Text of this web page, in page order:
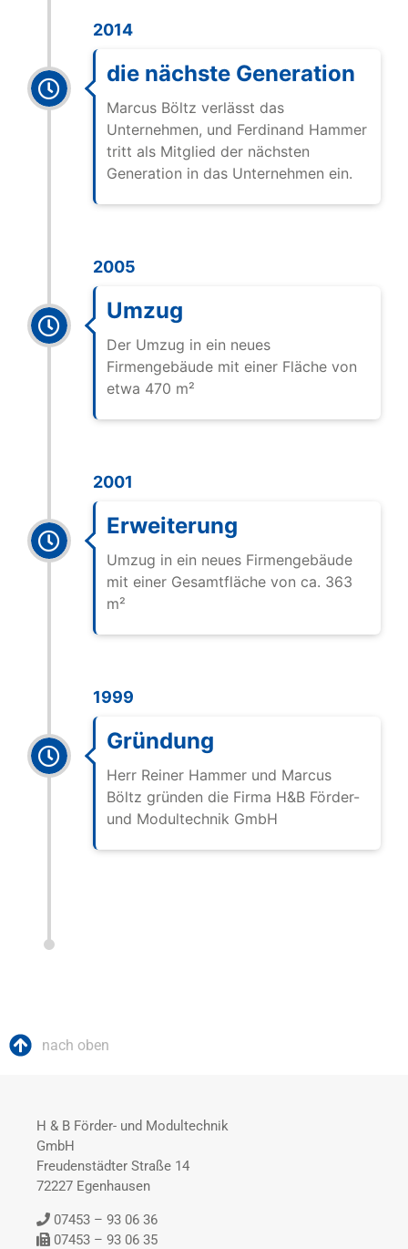
2014
die nächste Generation
Marcus Böltz verlässt das
Unternehmen, und Ferdinand Hammer
tritt als Mitglied der nächsten
Generation in das Unternehmen ein.
2005
Umzug
Der Umzug in ein neues
Firmengebäude mit einer Fläche von
etwa 470 m²
2001
Erweiterung
Umzug in ein neues Firmengebäude
mit einer Gesamtfläche von ca. 363
m²
1999
Gründung
Herr Reiner Hammer und Marcus
Böltz gründen die Firma H&B Förder-
und Modultechnik GmbH
nach oben
H & B Förder- und Modultechnik
GmbH
Freudenstädter Straße 14
72227 Egenhausen
07453 – 93 06 36
07453 – 93 06 35